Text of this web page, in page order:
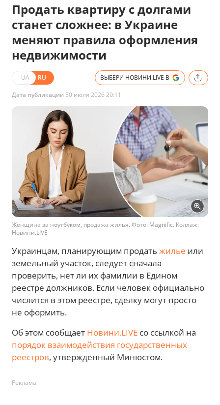
Продать квартиру с долгами
станет сложнее: в Украине
меняют правила оформления
недвижимости
UA RU ВЫБЕРИ НОВИНИ.LIVE В
Дата публикации 30 июля 2026 20:11
Женщина за ноутбуком, продажа жилья. Фото: Magnific. Коллаж:
Новини.LIVE
Украинцам, планирующим продать жилье или
земельный участок, следует сначала
проверить, нет ли их фамилии в Едином
реестре должников. Если человек официально
числится в этом реестре, сделку могут просто
не оформить.
Об этом сообщает Новини.LIVE со ссылкой на
порядок взаимодействия государственных
реестров, утвержденный Минюстом.
Реклама